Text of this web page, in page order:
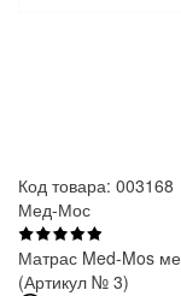
Код товара: 003168
Мед-Мос
Матрас Med-Mos
(Артикул № 3)